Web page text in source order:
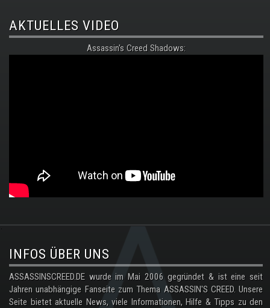
AKTUELLES VIDEO
Assassin's Creed Shadows:
.
INFOS ÜBER UNS
ASSASSINSCREED.DE wurde im Mai 2006 gegründet & ist eine seit
Jahren unabhängige Fanseite zum Thema ASSASSIN'S CREED. Unsere
Seite bietet aktuelle News, viele Informationen, Hilfe & Tipps zu den